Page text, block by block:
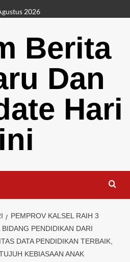
2026
Berita
Dan
Hari
ini
PEMPROV KALSEL RAIH 3
PENDIDIKAN DARI
DATA PENDIDIKAN TERBAIK,
KEBIASAAN ANAK